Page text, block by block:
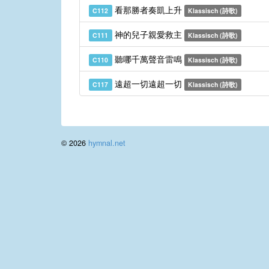
C112 看那勝者奏凱上升 Klassisch (詩歌)
C111 神的兒子親愛救主 Klassisch (詩歌)
C110 聽哪千萬聲音雷鳴 Klassisch (詩歌)
C117 遠超一切遠超一切 Klassisch (詩歌)
© 2026 hymnal.net